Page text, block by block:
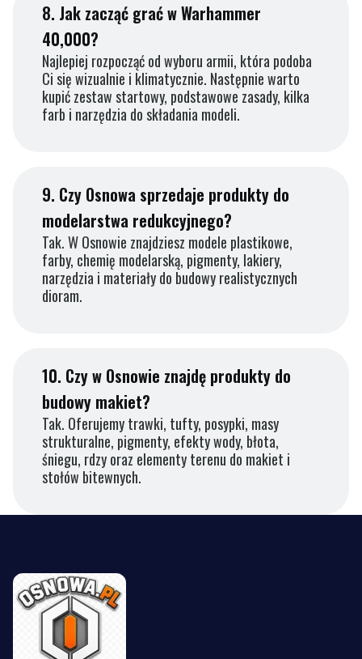
8. Jak zacząć grać w Warhammer
40,000?
Najlepiej rozpocząć od wyboru armii, która podoba
Ci się wizualnie i klimatycznie. Następnie warto
kupić zestaw startowy, podstawowe zasady, kilka
farb i narzędzia do składania modeli.
9. Czy Osnowa sprzedaje produkty do
modelarstwa redukcyjnego?
Tak. W Osnowie znajdziesz modele plastikowe,
farby, chemię modelarską, pigmenty, lakiery,
narzędzia i materiały do budowy realistycznych
dioram.
10. Czy w Osnowie znajdę produkty do
budowy makiet?
Tak. Oferujemy trawki, tufty, posypki, masy
strukturalne, pigmenty, efekty wody, błota,
śniegu, rdzy oraz elementy terenu do makiet i
stołów bitewnych.